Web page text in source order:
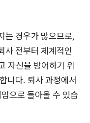
는 경우가 많으므로,
사 전부터 체계적인
자신을 방어하기 위
니다. 퇴사 과정에서
으로 돌아올 수 있습